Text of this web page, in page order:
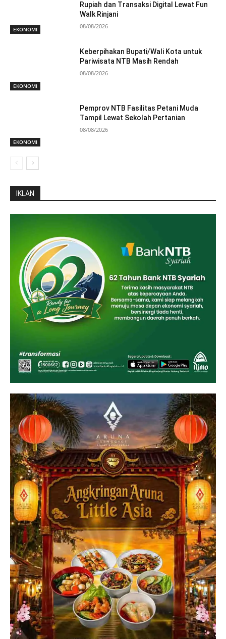
EKONOMI
Rupiah dan Transaksi Digital Lewat Fun
Walk Rinjani
08/08/2026
EKONOMI
Keberpihakan Bupati/Wali Kota untuk
Pariwisata NTB Masih Rendah
08/08/2026
EKONOMI
Pemprov NTB Fasilitas Petani Muda
Tampil Lewat Sekolah Pertanian
08/08/2026
IKLAN